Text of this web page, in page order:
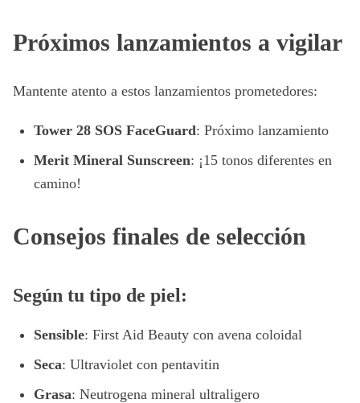
Próximos lanzamientos a vigilar
Mantente atento a estos lanzamientos prometedores:
Tower 28 SOS FaceGuard: Próximo lanzamiento
Merit Mineral Sunscreen: ¡15 tonos diferentes en
camino!
Consejos finales de selección
Según tu tipo de piel:
Sensible: First Aid Beauty con avena coloidal
Seca: Ultraviolet con pentavitin
Grasa: Neutrogena mineral ultraligero